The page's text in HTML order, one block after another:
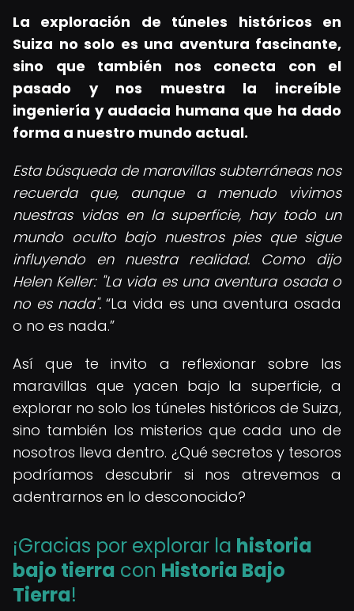
La exploración de túneles históricos en
Suiza no solo es una aventura fascinante,
sino que también nos conecta con el
pasado y nos muestra la increíble
ingeniería y audacia humana que ha dado
forma a nuestro mundo actual.
Esta búsqueda de maravillas subterráneas nos
recuerda que, aunque a menudo vivimos
nuestras vidas en la superficie, hay todo un
mundo oculto bajo nuestros pies que sigue
influyendo en nuestra realidad. Como dijo
Helen Keller: "La vida es una aventura osada o
no es nada". La vida es una aventura osada
o no es nada.
Así que te invito a reflexionar sobre las
maravillas que yacen bajo la superficie, a
explorar no solo los túneles históricos de Suiza,
sino también los misterios que cada uno de
nosotros lleva dentro. ¿Qué secretos y tesoros
podríamos descubrir si nos atrevemos a
adentrarnos en lo desconocido?
¡Gracias por explorar la historia
bajo tierra con Historia Bajo
Tierra!